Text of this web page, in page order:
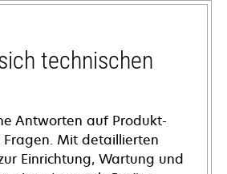
technischen
Antworten auf Produkt-
Fragen. Mit detaillierten
Einrichtung, Wartung und